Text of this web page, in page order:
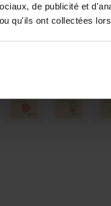
de publicité et
qu'ils ont collectées